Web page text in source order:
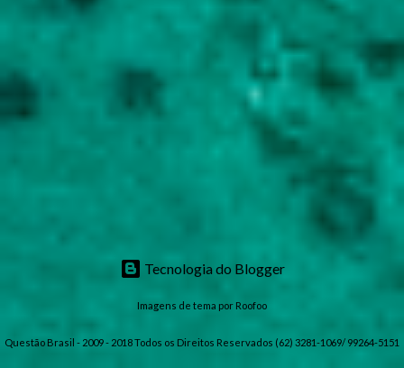
Tecnologia do Blogger
Imagens de tema por Roofoo
Questão Brasil - 2009 - 2018 Todos os Direitos Reservados (62) 3281-1069/ 99264-5151